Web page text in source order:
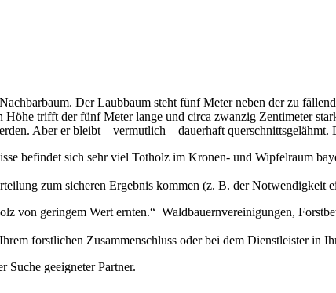
Der Laubbaum steht fünf Meter neben der zu
trifft der fünf Meter lange und circa zwanzig Zentimeter
Aber er bleibt – vermutlich – dauerhaft
befindet sich sehr viel Totholz im Kronen- und Wipfelraum
zum sicheren Ergebnis kommen (z. B. der Notwendigkeit
von geringem Wert ernten.“ Waldbauernvereinigungen,
forstlichen Zusammenschluss oder bei dem Dienstleister in
Suche geeigneter Partner.